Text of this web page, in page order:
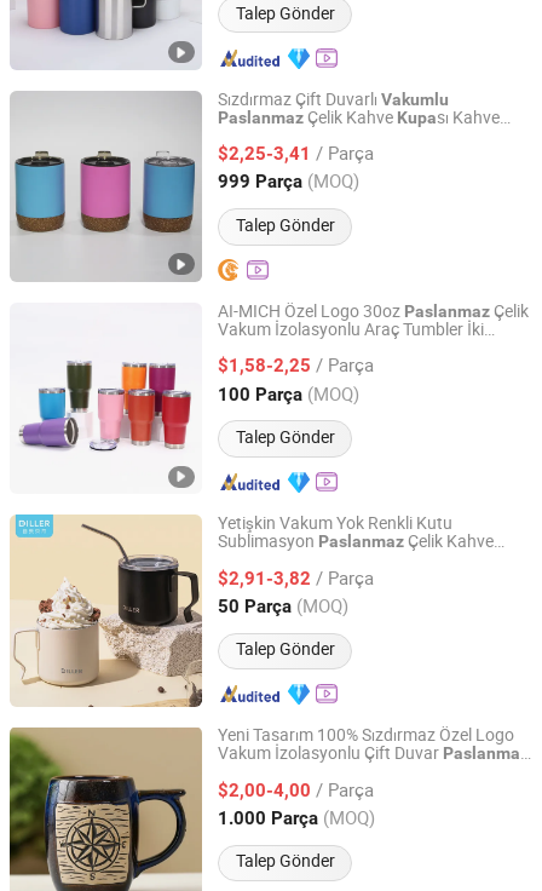
Talep Gönder
Sızdırmaz Çift Duvarlı Vakumlu
Paslanmaz Çelik Kahve Kupası Kahve
$2,25-3,41 / Parça
999 Parça (MOQ)
Talep Gönder
Wuyi Yuxin Outdoors Products Co., Ltd
Zhejiang, China Fiyat 2025
AI-MICH Özel Logo 30oz Paslanmaz Çelik
Vakum İzolasyonlu Araç Tumbler İki
Kupası
$1,58-2,25 / Parça
100 Parça (MOQ)
Talep Gönder
Shenzhen Ai-Mich Science And Technology Limited
Guangdong, China Fiyat 2024
Yetişkin Vakum Yok Renkli Kutu
Sublimasyon Paslanmaz Çelik Kahve
$2,91-3,82 / Parça
50 Parça (MOQ)
Talep Gönder
Guangzhou Diller Daily Necessities Co., Ltd.
Guangdong, China Fiyat 2020
Yeni Tasarım 100% Sızdırmaz Özel Logo
Vakum İzolasyonlu Çift Duvar Paslanmaz
$2,00-4,00 / Parça
1.000 Parça (MOQ)
Talep Gönder
Chaozhou City Cha'an District Fengtang Town Sai Si
Ceramics Factory
Guangdong, China Fiyat 2025